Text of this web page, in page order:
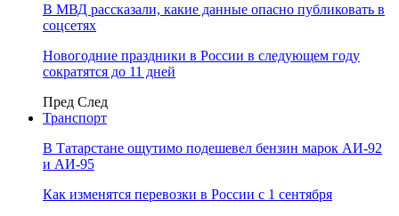
В МВД рассказали, какие данные опасно публиковать в
соцсетях
Новогодние праздники в России в следующем году
сократятся до 11 дней
Пред След
Транспорт
В Татарстане ощутимо подешевел бензин марок АИ-92
и АИ-95
Как изменятся перевозки в России с 1 сентября